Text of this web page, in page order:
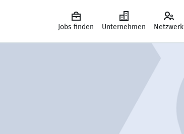
Jobs finden Unternehmen Netzwerk